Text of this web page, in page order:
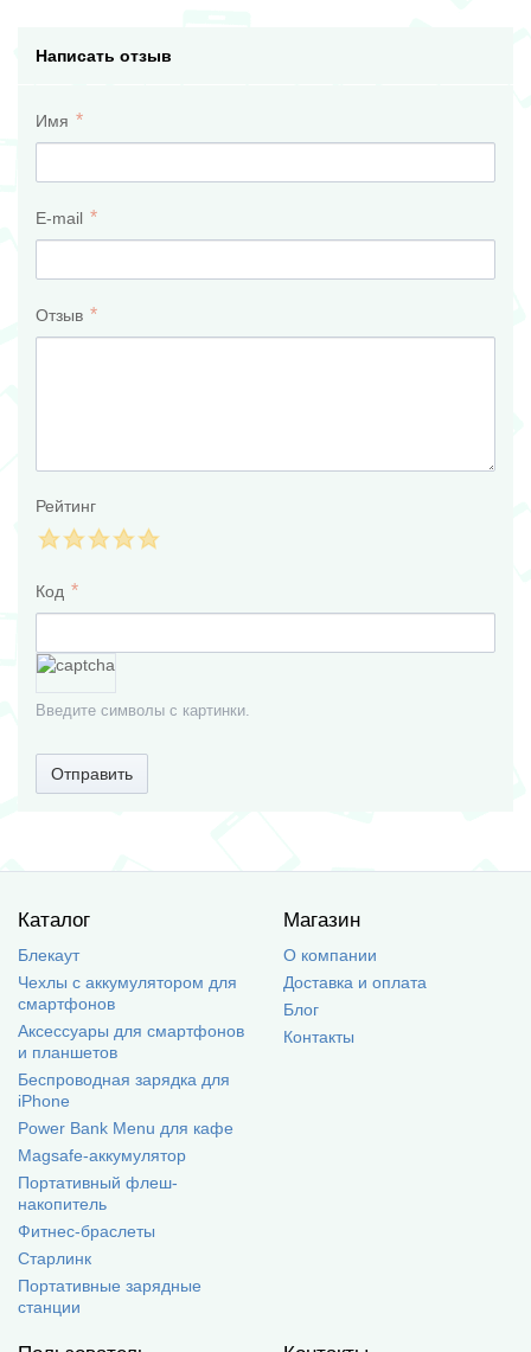
Написать отзыв
Имя
E-mail
Отзыв
Рейтинг
Код
Введите символы с картинки.
Отправить
Каталог
Блекаут
Чехлы с аккумулятором для
смартфонов
Аксессуары для смартфонов
и планшетов
Беспроводная зарядка для
iPhone
Power Bank Menu для кафе
Magsafe-аккумулятор
Портативный флеш-
накопитель
Фитнес-браслеты
Старлинк
Портативные зарядные
станции
Магазин
О компании
Доставка и оплата
Блог
Контакты